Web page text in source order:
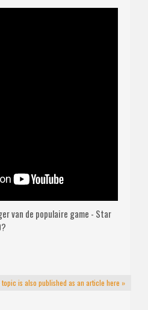
van de populaire game - Star
topic is also published as an article here »